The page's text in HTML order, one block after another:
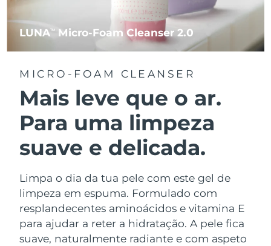
LUNATM Micro-Foam Cleanser 2.0
MICRO-FOAM CLEANSER
Mais leve que o ar.
Para uma limpeza
suave e delicada.
Limpa o dia da tua pele com este gel de
limpeza em espuma. Formulado com
resplandecentes aminoácidos e vitamina E
para ajudar a reter a hidratação. A pele fica
suave, naturalmente radiante e com aspeto